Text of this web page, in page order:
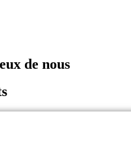
de nous